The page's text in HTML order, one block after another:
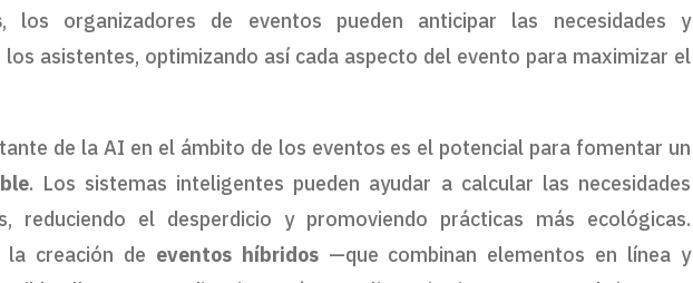
, los organizadores de eventos pueden anticipar las necesidades y
asistentes, optimizando así cada aspecto del evento para maximizar el
de la AI en el ámbito de los eventos es el potencial para fomentar un
. Los sistemas inteligentes pueden ayudar a calcular las necesidades
reduciendo el desperdicio y promoviendo prácticas más ecológicas.
la creación de eventos híbridos—que combinan elementos en línea y